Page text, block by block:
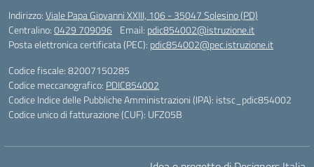
Indirizzo:Viale Papa Giovanni XXIII, 106 - 35047 Solesino (PD)
Centralino:0429 709096 Email: pdic854002@istruzione.it
Posta elettronica certificata (PEC): pdic854002@pec.istruzione.it
Codice fiscale: 82007150285
Codice meccanografico: PDIC854002
Codice Indice delle Pubbliche Amministrazioni (IPA): istsc_pdic854002
Codice unico di fatturazione (CUF): UFZ05B